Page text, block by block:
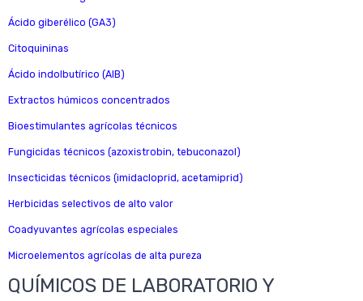
Ácido giberélico (GA3)
Citoquininas
Ácido indolbutírico (AIB)
Extractos húmicos concentrados
Bioestimulantes agrícolas técnicos
Fungicidas técnicos (azoxistrobin, tebuconazol)
Insecticidas técnicos (imidacloprid, acetamiprid)
Herbicidas selectivos de alto valor
Coadyuvantes agrícolas especiales
Microelementos agrícolas de alta pureza
QUÍMICOS DE LABORATORIO Y